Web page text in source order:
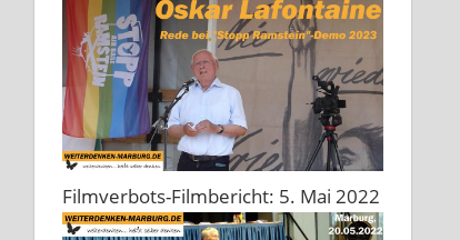
Filmverbots-Filmbericht: 5. Mai 2022